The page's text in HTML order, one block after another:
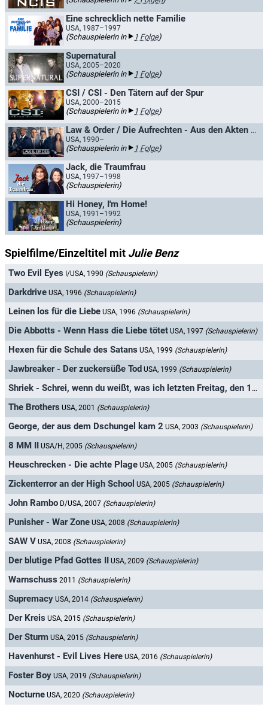
Eine schrecklich nette Familie
USA, 1987–1997
(Schauspielerin in 1 Folge)
Supernatural
USA, 2005–2020
(Schauspielerin in 1 Folge)
CSI / CSI - Den Tätern auf der Spur
USA, 2000–2015
(Schauspielerin in 1 Folge)
Law & Order / Die Aufrechten - Aus den Akten der Straße
USA, 1990–
(Schauspielerin in 1 Folge)
Jack, die Traumfrau
USA, 1997–1998
(Schauspielerin)
Hi Honey, I'm Home!
USA, 1991–1992
(Schauspielerin)
Spielfilme/Einzeltitel mit Julie Benz
Two Evil Eyes I/USA, 1990 (Schauspielerin)
Darkdrive USA, 1996 (Schauspielerin)
Leinen los für die Liebe USA, 1996 (Schauspielerin)
Die Abbotts - Wenn Hass die Liebe tötet USA, 1997 (Schauspielerin)
Hexen für die Schule des Satans USA, 1999 (Schauspielerin)
Jawbreaker - Der zuckersüße Tod USA, 1999 (Schauspielerin)
Shriek - Schrei, wenn du weißt, was ich letzten Freitag, den 13. getan habe
The Brothers USA, 2001 (Schauspielerin)
George, der aus dem Dschungel kam 2 USA, 2003 (Schauspielerin)
8 MM II USA/H, 2005 (Schauspielerin)
Heuschrecken - Die achte Plage USA, 2005 (Schauspielerin)
Zickenterror an der High School USA, 2005 (Schauspielerin)
John Rambo D/USA, 2007 (Schauspielerin)
Punisher - War Zone USA, 2008 (Schauspielerin)
SAW V USA, 2008 (Schauspielerin)
Der blutige Pfad Gottes II USA, 2009 (Schauspielerin)
Warnschuss 2011 (Schauspielerin)
Supremacy USA, 2014 (Schauspielerin)
Der Kreis USA, 2015 (Schauspielerin)
Der Sturm USA, 2015 (Schauspielerin)
Havenhurst - Evil Lives Here USA, 2016 (Schauspielerin)
Foster Boy USA, 2019 (Schauspielerin)
Nocturne USA, 2020 (Schauspielerin)